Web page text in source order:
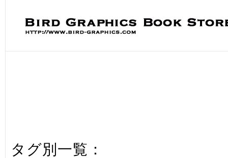
タグ別一覧：